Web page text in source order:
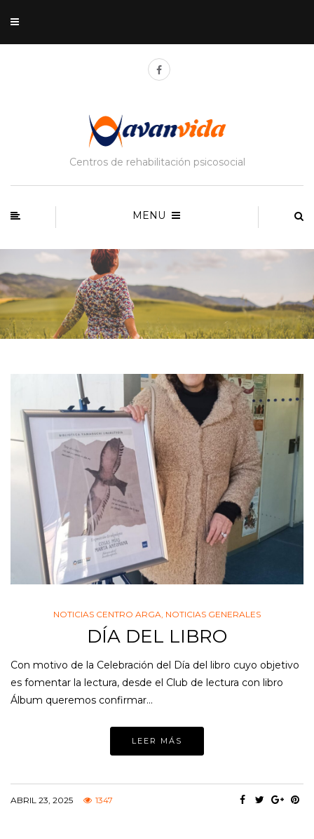
Centros de rehabilitación psicosocial
MENU
NOTICIAS CENTRO ARGA, NOTICIAS GENERALES
DÍA DEL LIBRO
Con motivo de la Celebración del Día del libro cuyo objetivo
es fomentar la lectura, desde el Club de lectura con libro
Álbum queremos confirmar…
LEER MÁS
ABRIL 23, 2025 1347